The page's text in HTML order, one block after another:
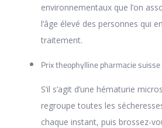
environnementaux que l’on
l’âge élevé des personnes qui
traitement.
Prix theophylline pharmacie suisse
S’il s’agit d’une hématurie
regroupe toutes les
chaque instant, puis brossez-